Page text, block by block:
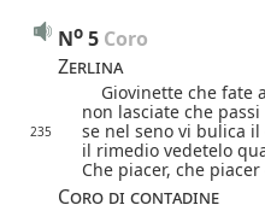
No 5 Coro
Zerlina
Giovinette che fate
non lasciate che passi
235 se nel seno vi bulica il
il rimedio vedetelo
Che piacer, che
Coro di contadine